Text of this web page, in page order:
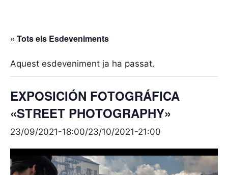
« Tots els Esdeveniments
Aquest esdeveniment ja ha passat.
EXPOSICIÓN FOTOGRÁFICA
«STREET PHOTOGRAPHY»
23/09/2021-18:00/23/10/2021-21:00